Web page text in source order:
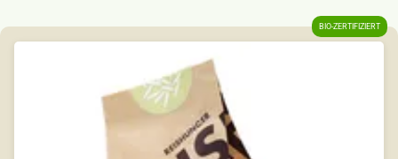
BIO-ZERTIFIZIERT